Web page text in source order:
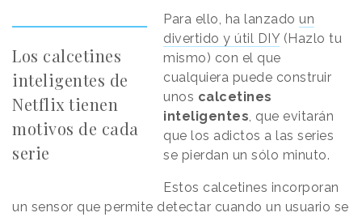
Los calcetines
inteligentes de
Netflix tienen
motivos de cada
serie
Para ello, ha lanzado un
divertido y útil DIY (Hazlo tu
mismo) con el que
cualquiera puede construir
unos calcetines
inteligentes , que evitarán
que los adictos a las series
se pierdan un sólo minuto.
Estos calcetines incorporan
un sensor que permite detectar cuando un usuario se